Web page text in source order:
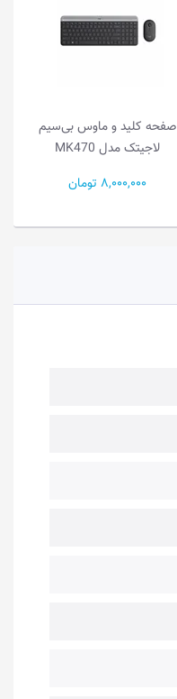
صفحه کلید و ماوس بی‌سیم
لاجیتک مدل MK470
8,000,000 تومان